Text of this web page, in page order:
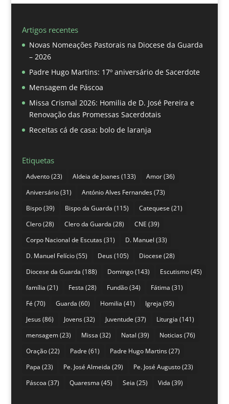
Artigos recentes
Novas Nomeações Pastorais na Diocese da Guarda
– 2026
Padre Hugo Martins: 17º aniversário de Sacerdote
Mensagem de Páscoa
Missa Crismal 2026: Homilia de D. José Pereira e
Renovação das Promessas Sacerdotais
Receitas cá de casa: bolo de laranja
Etiquetas
Advento(23) Aldeia de Joanes(133) Amor(36)
Aniversário(31) António Alves Fernandes(73)
Bispo(39) Bispo da Guarda (115) Catequese (21)
Clero(28) Clero da Guarda (28) CNE (39)
Corpo Nacional de Escutas(31) D. Manuel (33)
D. Manuel Felício(55) Deus(105) Diocese (28)
Diocese da Guarda (188) Domingo(143) Escutismo(45)
família (21) Festa (28) Fundão(34) Fátima (31)
Fé (70) Guarda (60) Homilia (41) Igreja (95)
Jesus(86) Jovens(32) Juventude (37) Liturgia (141)
mensagem(23) Missa (32) Natal (39) Noticias(76)
Oração(22) Padre (61) Padre Hugo Martins(27)
Papa (23) Pe. José Almeida (29) Pe. José Augusto(23)
Páscoa (37) Quaresma (45) Seia (25) Vida (39)